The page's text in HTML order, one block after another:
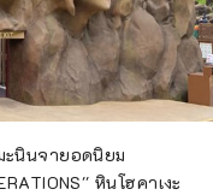
ะนินจายอดนิยม
หินโฮคาเงะ